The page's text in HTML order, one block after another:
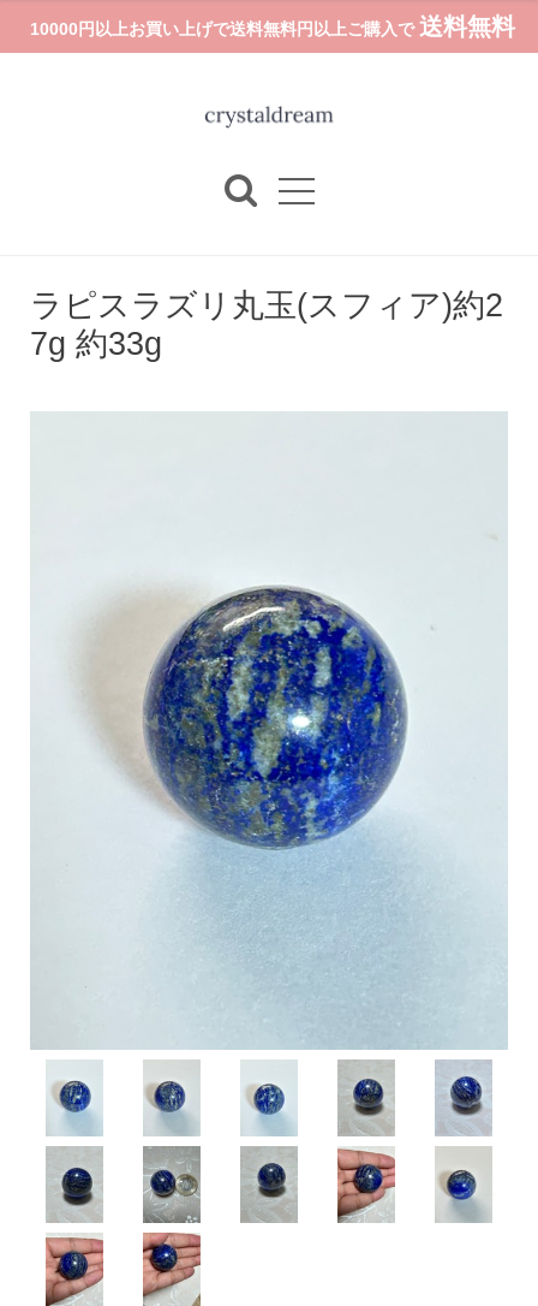
10000円以上お買い上げで送料無料円以上ご購入で 送料無料
ラピスラズリ丸玉(スフィア)約2
7g 約33g